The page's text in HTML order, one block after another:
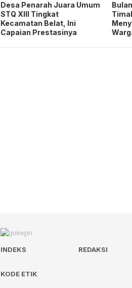
Desa Penarah Juara Umum
STQ XIII Tingkat
Kecamatan Belat, Ini
Capaian Prestasinya
INDEKS REDAKSI
KODE ETIK